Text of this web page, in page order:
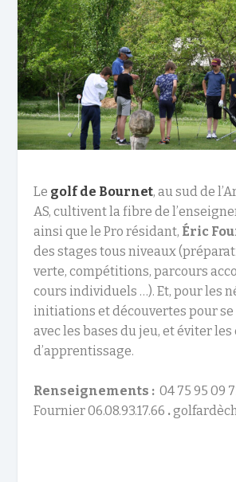
Le golf de Bournet, au sud de
AS, cultivent la fibre de
ainsi que le Pro résidant, Éric
des stages tous niveaux
verte, compétitions, parcours
cours individuels …). Et, pour les
initiations et découvertes pour
avec les bases du jeu, et éviter
d’apprentissage.
Renseignements : 04 75 95 09
Fournier 06.08.93.17.66 .